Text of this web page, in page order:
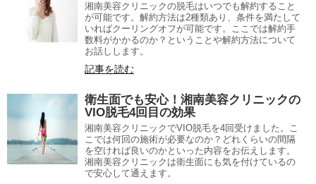
湘南美容クリニックの脱毛はいつでも解約すること
が可能です。解約方法は2種類あり、条件を満たして
いればクーリングオフが可能です。ここでは解約手
数料がかかるのか？ということや解約方法について
お話しします。
記事を読む
衛生面でも安心！湘南美容クリニックの
VIO脱毛4回目の効果
湘南美容クリニックでVIO脱毛を4回受けました。こ
こでは何回の施術が必要なのか？どれくらいの間隔
を空ければ良いのかといった内容をお伝えします。
湘南美容クリニックは衛生面にも気を付けているの
で安心して通えます。